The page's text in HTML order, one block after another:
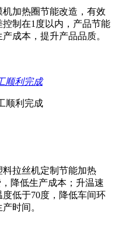
加热圈节能改造，有效
制在1度以内，产品节能
成本，提升产品品质。
顺利完成
顺利完成
拉丝机定制节能加热
降低生产成本；升温速
低于70度，降低车间环
时间。